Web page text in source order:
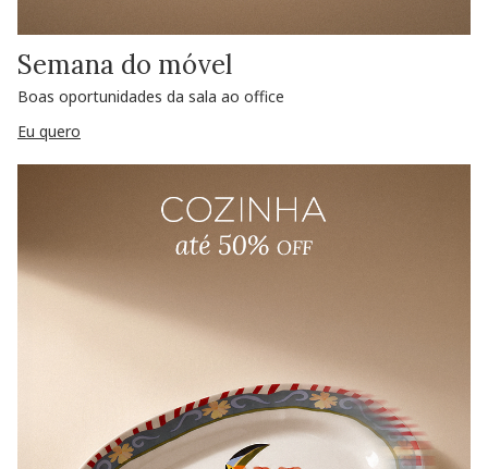
Semana do móvel
Boas oportunidades da sala ao office
Eu quero